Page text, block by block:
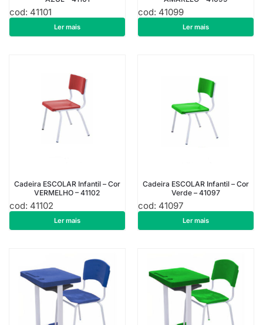
cod: 41101
R$151,14
Ler mais
cod: 41099
R$151,14
Ler mais
Cadeira ESCOLAR Infantil – Cor
VERMELHO – 41102
cod: 41102
R$151,14
Ler mais
Cadeira ESCOLAR Infantil – Cor
Verde – 41097
cod: 41097
R$136,29
Ler mais